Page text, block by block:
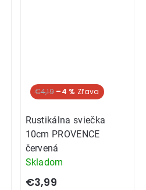
€4,19 –4 %
Rustikálna sviečka
10cm PROVENCE
červená
Skladom
€3,99